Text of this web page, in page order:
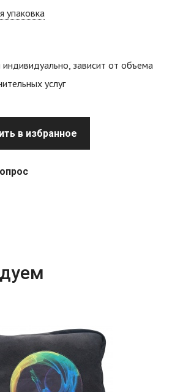
упаковка
индивидуально, зависит от объема
услуг
в избранное